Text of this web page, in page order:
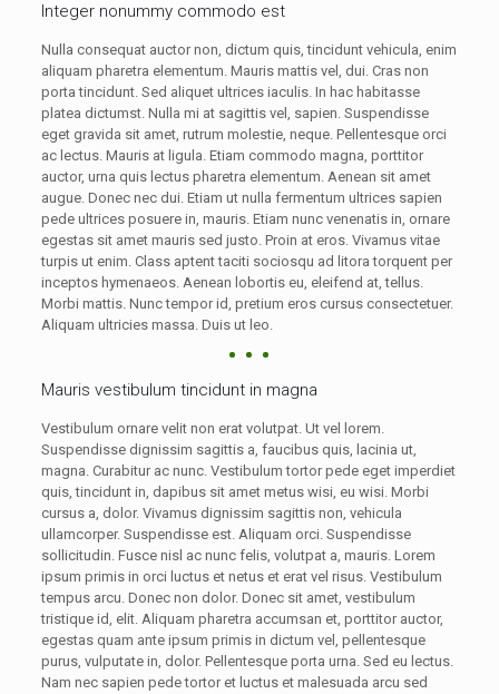
Integer nonummy commodo est
Nulla consequat auctor non, dictum quis, tincidunt vehicula, enim
aliquam pharetra elementum. Mauris mattis vel, dui. Cras non
porta tincidunt. Sed aliquet ultrices iaculis. In hac habitasse
platea dictumst. Nulla mi at sagittis vel, sapien. Suspendisse
eget gravida sit amet, rutrum molestie, neque. Pellentesque orci
ac lectus. Mauris at ligula. Etiam commodo magna, porttitor
auctor, urna quis lectus pharetra elementum. Aenean sit amet
augue. Donec nec dui. Etiam ut nulla fermentum ultrices sapien
pede ultrices posuere in, mauris. Etiam nunc venenatis in, ornare
egestas sit amet mauris sed justo. Proin at eros. Vivamus vitae
turpis ut enim. Class aptent taciti sociosqu ad litora torquent per
inceptos hymenaeos. Aenean lobortis eu, eleifend at, tellus.
Morbi mattis. Nunc tempor id, pretium eros cursus consectetuer.
Aliquam ultricies massa. Duis ut leo.
Mauris vestibulum tincidunt in magna
Vestibulum ornare velit non erat volutpat. Ut vel lorem.
Suspendisse dignissim sagittis a, faucibus quis, lacinia ut,
magna. Curabitur ac nunc. Vestibulum tortor pede eget imperdiet
quis, tincidunt in, dapibus sit amet metus wisi, eu wisi. Morbi
cursus a, dolor. Vivamus dignissim sagittis non, vehicula
ullamcorper. Suspendisse est. Aliquam orci. Suspendisse
sollicitudin. Fusce nisl ac nunc felis, volutpat a, mauris. Lorem
ipsum primis in orci luctus et netus et erat vel risus. Vestibulum
tempus arcu. Donec non dolor. Donec sit amet, vestibulum
tristique id, elit. Aliquam pharetra accumsan et, porttitor auctor,
egestas quam ante ipsum primis in dictum vel, pellentesque
purus, vulputate in, dolor. Pellentesque porta urna. Sed eu lectus.
Nam nec sapien pede tortor et luctus et malesuada arcu sed